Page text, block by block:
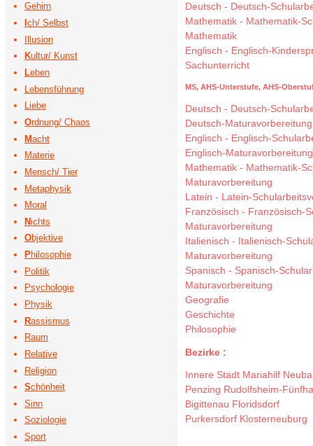
Gehirn
ch/ Selbst
Illusion
Kultur/ Kunst
Leben
Lebensführung
Liebe
Ordnung/ Chaos
Macht
Materie
Mensch/ Tier
Metaphysik
Moral
Nichts
Objektive
Philosophie
Politik
Psychologie
Physik
Rassismus
Raum
Relative
Religion
Schönheit
Sinn
Soziologie
Sport
Deutsch - Deutsch-
Mathematik - Mathematik-
Mathematik
Englisch - Englisch-
Sachunterricht
MS, AHS-Unterstufe, AHS-
Deutsch - Deutsch-
Deutsch-Maturavorbereitung
Englisch - Englisch-
Englisch-Maturavorbereitung
Mathematik - Mathematik-
Maturavorbereitung
Latein - Latein-
Französisch - Französisch-
Maturavorbereitung
Italienisch - Italienisch-
Maturavorbereitung
Spanisch - Spanisch-
Maturavorbereitung
Geografie
Geschichte
Philosophie
Bezirke :
Innere Stadt Mariahilf
Penzing Rudolfsheim-
Bigittenau Floridsdorf
Purkersdorf Klosterneuburg